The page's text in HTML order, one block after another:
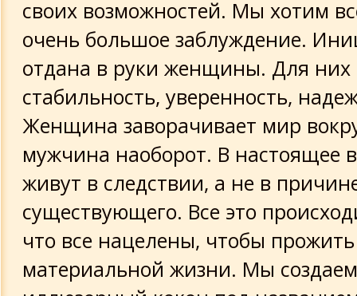
своих возможностей. Мы хотим
очень большое заблуждение.
отдана в руки женщины. Для них
стабильность, уверенность,
Женщина заворачивает мир
мужчина наоборот. В настоящее
живут в следствии, а не в
существующего. Все это
что все нацелены, чтобы
материальной жизни. Мы создаем